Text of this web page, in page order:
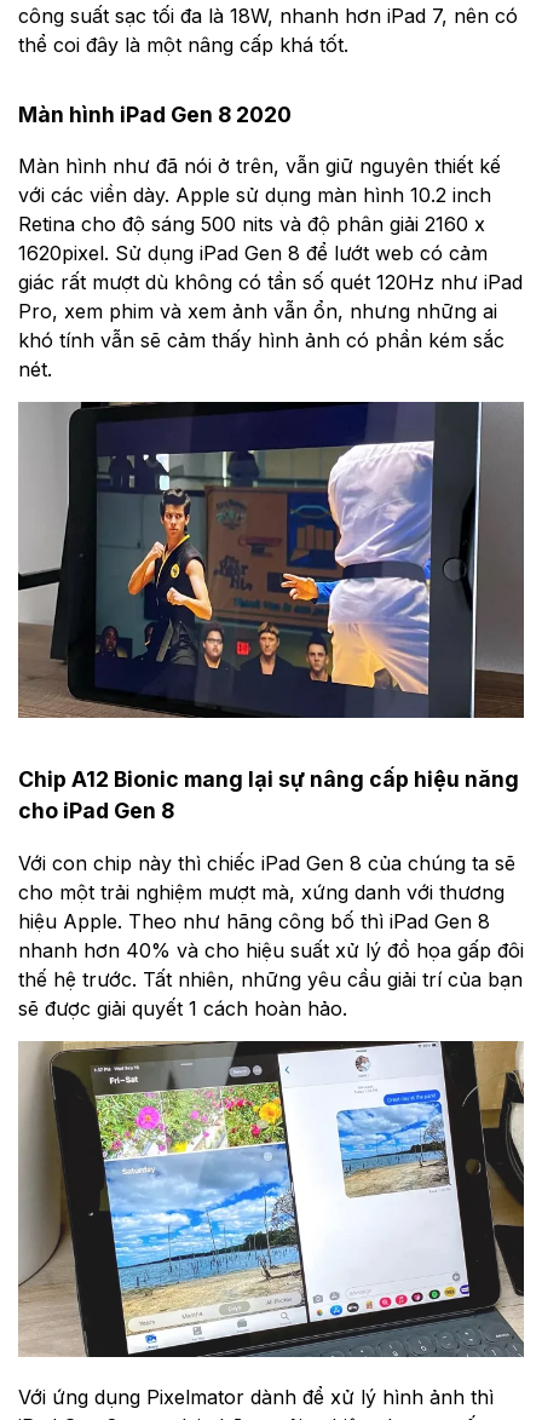
công suất sạc tối đa là 18W, nhanh hơn iPad 7, nên có
thể coi đây là một nâng cấp khá tốt.
Màn hình iPad Gen 8 2020
Màn hình như đã nói ở trên, vẫn giữ nguyên thiết kế
với các viền dày. Apple sử dụng màn hình 10.2 inch
Retina cho độ sáng 500 nits và độ phân giải 2160 x
1620pixel. Sử dụng iPad Gen 8 để lướt web có cảm
giác rất mượt dù không có tần số quét 120Hz như iPad
Pro, xem phim và xem ảnh vẫn ổn, nhưng những ai
khó tính vẫn sẽ cảm thấy hình ảnh có phần kém sắc
nét.
Chip A12 Bionic mang lại sự nâng cấp hiệu năng
cho iPad Gen 8
Với con chip này thì chiếc iPad Gen 8 của chúng ta sẽ
cho một trải nghiệm mượt mà, xứng danh với thương
hiệu Apple. Theo như hãng công bố thì iPad Gen 8
nhanh hơn 40% và cho hiệu suất xử lý đồ họa gấp đôi
thế hệ trước. Tất nhiên, những yêu cầu giải trí của bạn
sẽ được giải quyết 1 cách hoàn hảo.
Với ứng dụng Pixelmator dành để xử lý hình ảnh thì